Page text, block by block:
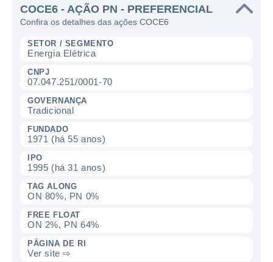
COCE6 - AÇÃO PN - PREFERENCIAL
Confira os detalhes das ações COCE6
SETOR / SEGMENTO
Energia Elétrica
CNPJ
07.047.251/0001-70
GOVERNANÇA
Tradicional
FUNDADO
1971 (há 55 anos)
IPO
1995 (há 31 anos)
TAG ALONG
ON 80%, PN 0%
FREE FLOAT
ON 2%, PN 64%
PÁGINA DE RI
Ver site ⇨